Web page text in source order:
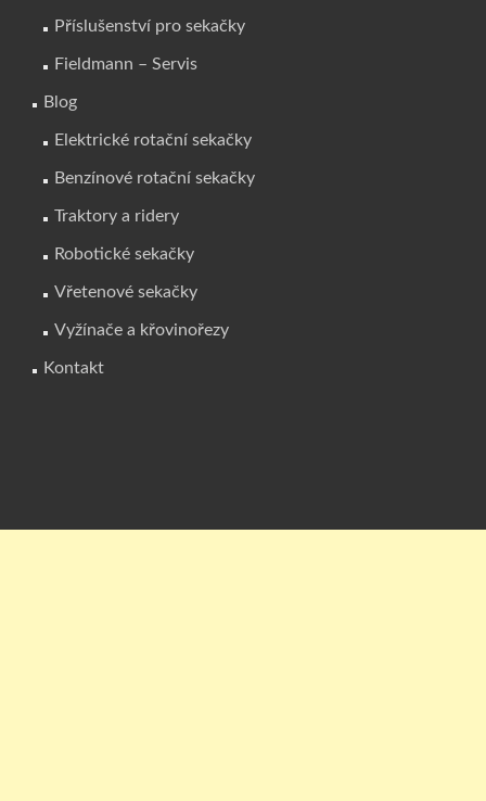
Příslušenství pro sekačky
Fieldmann – Servis
Blog
Elektrické rotační sekačky
Benzínové rotační sekačky
Traktory a ridery
Robotické sekačky
Vřetenové sekačky
Vyžínače a křovinořezy
Kontakt